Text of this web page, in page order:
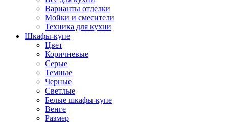
Варианты отделки
Мойки и смесители
Техника для кухни
Шкафы-купе
Цвет
Коричневые
Серые
Темные
Черные
Светлые
Белые шкафы-купе
Венге
Размер